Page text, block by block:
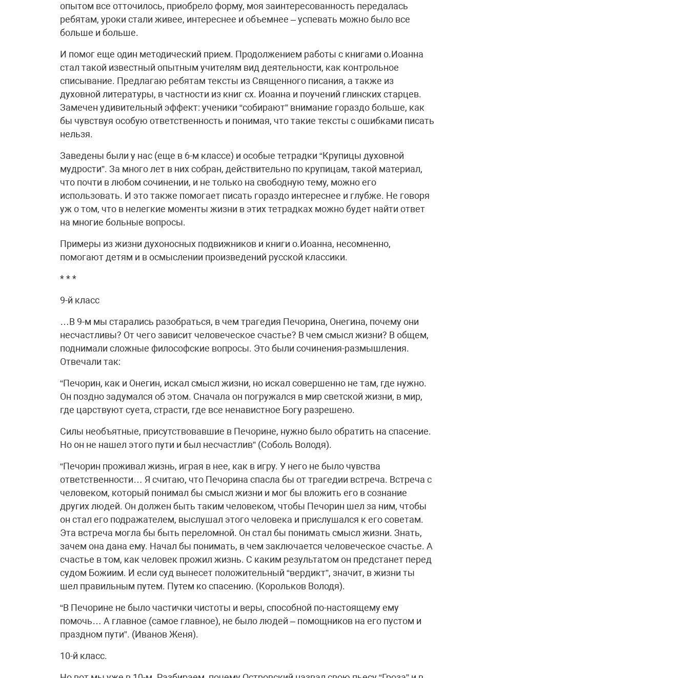
опытом все отточилось, приобрело форму, моя заинтересованность передалась
ребятам, уроки стали живее, интереснее и объемнее – успевать можно было все
больше и больше.
И помог еще один методический прием. Продолжением работы с книгами о.Иоанна
стал такой известный опытным учителям вид деятельности, как контрольное
списывание. Предлагаю ребятам тексты из Священного писания, а также из
духовной литературы, в частности из книг сх. Иоанна и поучений глинских старцев.
Замечен удивительный эффект: ученики “собирают” внимание гораздо больше, как
бы чувствуя особую ответственность и понимая, что такие тексты с ошибками писать
нельзя.
Заведены были у нас (еще в 6-м классе) и особые тетрадки “Крупицы духовной
мудрости”. За много лет в них собран, действительно по крупицам, такой материал,
что почти в любом сочинении, и не только на свободную тему, можно его
использовать. И это также помогает писать гораздо интереснее и глубже. Не говоря
уж о том, что в нелегкие моменты жизни в этих тетрадках можно будет найти ответ
на многие больные вопросы.
Примеры из жизни духоносных подвижников и книги о.Иоанна, несомненно,
помогают детям и в осмыслении произведений русской классики.
* * *
9-й класс
…В 9-м мы старались разобраться, в чем трагедия Печорина, Онегина, почему они
несчастливы? От чего зависит человеческое счастье? В чем смысл жизни? В общем,
поднимали сложные философские вопросы. Это были сочинения-размышления.
Отвечали так:
“Печорин, как и Онегин, искал смысл жизни, но искал совершенно не там, где нужно.
Он поздно задумался об этом. Сначала он погружался в мир светской жизни, в мир,
где царствуют суета, страсти, где все ненавистное Богу разрешено.
Силы необъятные, присутствовавшие в Печорине, нужно было обратить на спасение.
Но он не нашел этого пути и был несчастлив” (Соболь Володя).
“Печорин проживал жизнь, играя в нее, как в игру. У него не было чувства
ответственности… Я считаю, что Печорина спасла бы от трагедии встреча. Встреча с
человеком, который понимал бы смысл жизни и мог бы вложить его в сознание
других людей. Он должен быть таким человеком, чтобы Печорин шел за ним, чтобы
он стал его подражателем, выслушал этого человека и прислушался к его советам.
Эта встреча могла бы быть переломной. Он стал бы понимать смысл жизни. Знать,
зачем она дана ему. Начал бы понимать, в чем заключается человеческое счастье. А
счастье в том, как человек прожил жизнь. С каким результатом он предстанет перед
судом Божиим. И если суд вынесет положительный “вердикт”, значит, в жизни ты
шел правильным путем. Путем ко спасению. (Корольков Володя).
“В Печорине не было частички чистоты и веры, способной по-настоящему ему
помочь… А главное (самое главное), не было людей – помощников на его пустом и
праздном пути”. (Иванов Женя).
10-й класс.